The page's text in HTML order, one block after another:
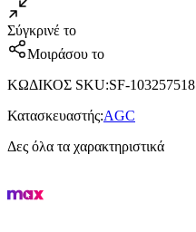
Σύγκρινέ το
Μοιράσου το
ΚΩΔΙΚΟΣ SKU:SF-103257518
Κατασκευαστής:AGC
Δες όλα τα χαρακτηριστικά